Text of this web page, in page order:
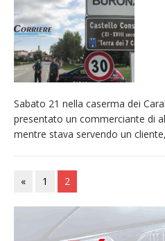
Sabato 21 nella caserma dei
presentato un commerciante di
mentre stava servendo un
« 1 2